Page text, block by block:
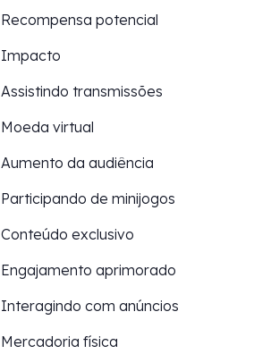
Recompensa potencial
Impacto
Assistindo transmissões
Moeda virtual
Aumento da audiência
Participando de minijogos
Conteúdo exclusivo
Engajamento aprimorado
Interagindo com anúncios
Mercadoria física